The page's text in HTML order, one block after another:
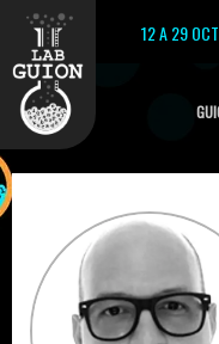
12 A 29